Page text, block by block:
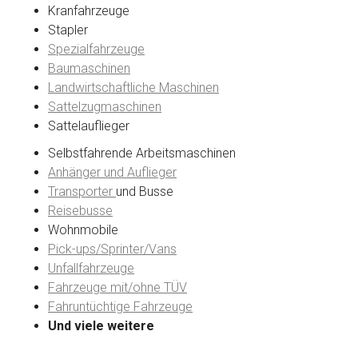
Baujahr
Getriebe
Bekannte Schäden
Kilometerstand
Preisvorstellung
Name*
Kranfahrzeuge
Stapler
Spezialfahrzeuge
Baumaschinen
Landwirtschaftliche Maschinen
Sattelzugmaschinen
Sattelauflieger
Selbstfahrende Arbeitsmaschinen
Anhänger und Auflieger
Transporter und Busse
Reisebusse
Wohnmobile
Pick-ups/Sprinter/Vans
Unfallfahrzeuge
Fahrzeuge mit/ohne TÜV
Fahruntüchtige Fahrzeuge
Und viele weitere